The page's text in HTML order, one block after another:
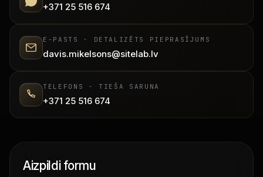
+371 25 516 674
E-PASTS · DETALIZĒTS PIEPRASĪJUMS
davis.mikelsons@sitelab.lv
TELEFONS · TIEŠA SARUNA
+371 25 516 674
Aizpildi formu